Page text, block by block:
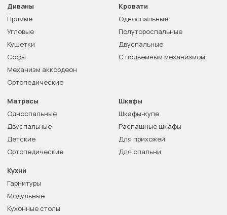
Диваны
Прямые
Угловые
Кушетки
Софы
Механизм аккордеон
Ортопедические
Кровати
Односпальные
Полутороспальные
Двуспальные
С подъемным механизмом
Матрасы
Односпальные
Двуспальные
Детские
Ортопедические
Шкафы
Шкафы-купе
Распашные шкафы
Для прихожей
Для спальни
Кухни
Гарнитуры
Модульные
Кухонные столы